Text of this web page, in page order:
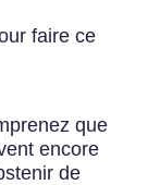
faire ce
que
encore
de